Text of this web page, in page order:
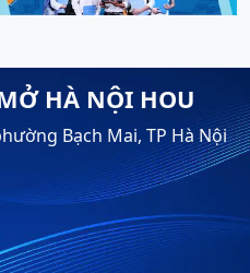
HÀ NỘI HOU
Bạch Mai, TP Hà Nội